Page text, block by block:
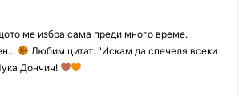
ме избра сама преди много време.
Любим цитат: "Искам да спечеля всеки
Дончич!